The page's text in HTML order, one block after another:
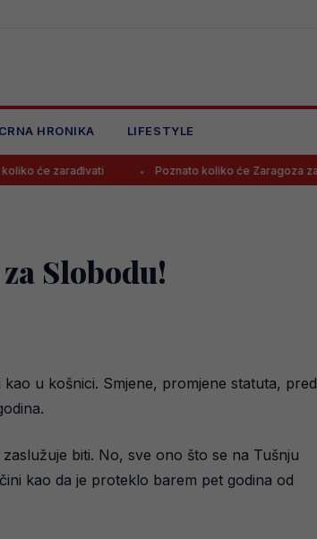
CRNA HRONIKA LIFESTYLE
zarađivati Poznato koliko će Zaragoza zaraditi
Slobodu!
u košnici. Smjene, promjene statuta,
biti. No, sve ono što se na Tušnju
kao da je proteklo barem pet godina od